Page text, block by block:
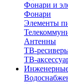
Фонари и
Фонари
Элементы
Антенны
ТВ-
ТВ-